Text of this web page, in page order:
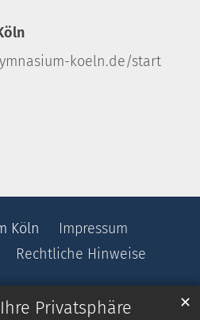
Privatsphäre ✕
koeln.de/start
Köln
Impressum
Rechtliche Hinweise